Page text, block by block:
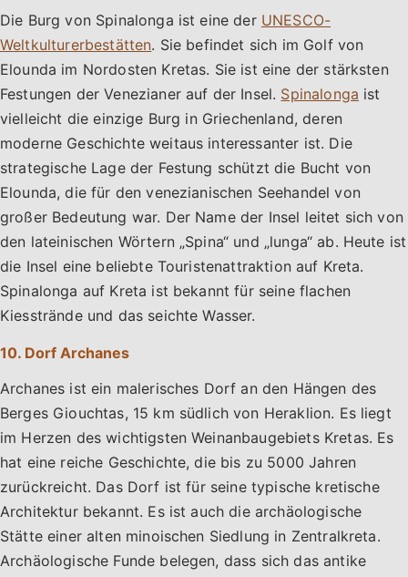
Die Burg von Spinalonga ist eine der UNESCO-
Weltkulturerbestätten. Sie befindet sich im Golf von
Elounda im Nordosten Kretas. Sie ist eine der stärksten
Festungen der Venezianer auf der Insel. Spinalonga ist
vielleicht die einzige Burg in Griechenland, deren
moderne Geschichte weitaus interessanter ist. Die
strategische Lage der Festung schützt die Bucht von
Elounda, die für den venezianischen Seehandel von
großer Bedeutung war. Der Name der Insel leitet sich von
den lateinischen Wörtern „Spina“ und „lunga“ ab. Heute ist
die Insel eine beliebte Touristenattraktion auf Kreta.
Spinalonga auf Kreta ist bekannt für seine flachen
Kiesstrände und das seichte Wasser.
10. Dorf Archanes
Archanes ist ein malerisches Dorf an den Hängen des
Berges Giouchtas, 15 km südlich von Heraklion. Es liegt
im Herzen des wichtigsten Weinanbaugebiets Kretas. Es
hat eine reiche Geschichte, die bis zu 5000 Jahren
zurückreicht. Das Dorf ist für seine typische kretische
Architektur bekannt. Es ist auch die archäologische
Stätte einer alten minoischen Siedlung in Zentralkreta.
Archäologische Funde belegen, dass sich das antike